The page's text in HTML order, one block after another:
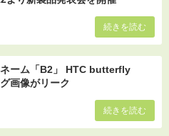
続きを読む
ーム「B2」 HTC butterfly
画像がリーク
続きを読む